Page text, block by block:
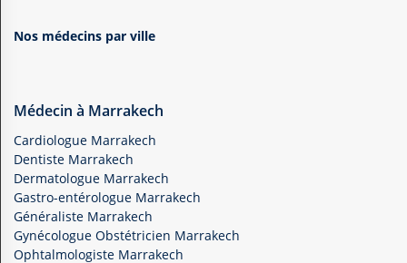
Nos médecins par ville
Médecin à Marrakech
Cardiologue Marrakech
Dentiste Marrakech
Dermatologue Marrakech
Gastro-entérologue Marrakech
Généraliste Marrakech
Gynécologue Obstétricien Marrakech
Ophtalmologiste Marrakech